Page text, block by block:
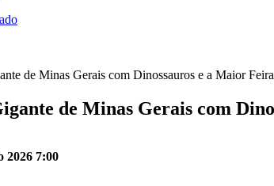
de Minas Gerais com Dinossauros e a Maior
de Minas Gerais com
2026 7:00